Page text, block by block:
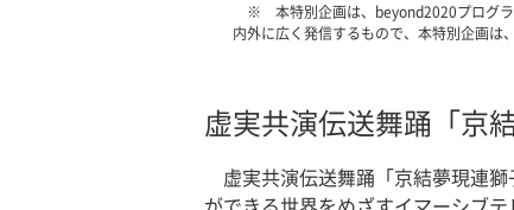
本特別企画は、beyond2020プログ
内外に広く発信するもので、本特別企画は
虚実共演伝送舞踊「京
虚実共演伝送舞踊「京結夢現連